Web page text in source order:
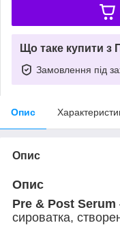
Що таке купити з
Замовлення під
Опис
Опис
Опис
Pre & Post Serum
сироватка,